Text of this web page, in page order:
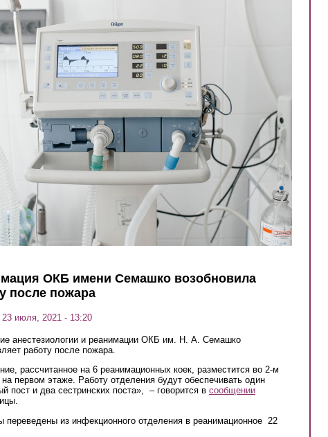
ОКБ имени Семашко возобновила
после пожара
23 июля, 2021 - 13:20
анестезиологии и реанимации ОКБ им. Н. А. Семашко
работу после пожара.
рассчитанное на 6 реанимационных коек, разместится во 2-м
на первом этаже. Работу отделения будут обеспечивать один
пост и два сестринских поста», – говорится в сообщении
переведены из инфекционного отделения в реанимационное 22